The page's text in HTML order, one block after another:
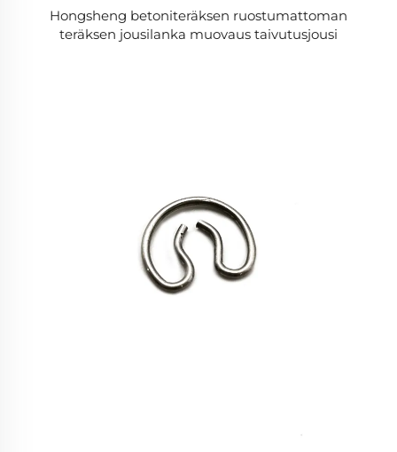
Hongsheng betoniteräksen ruostumattoman
teräksen jousilanka muovaus taivutusjousi